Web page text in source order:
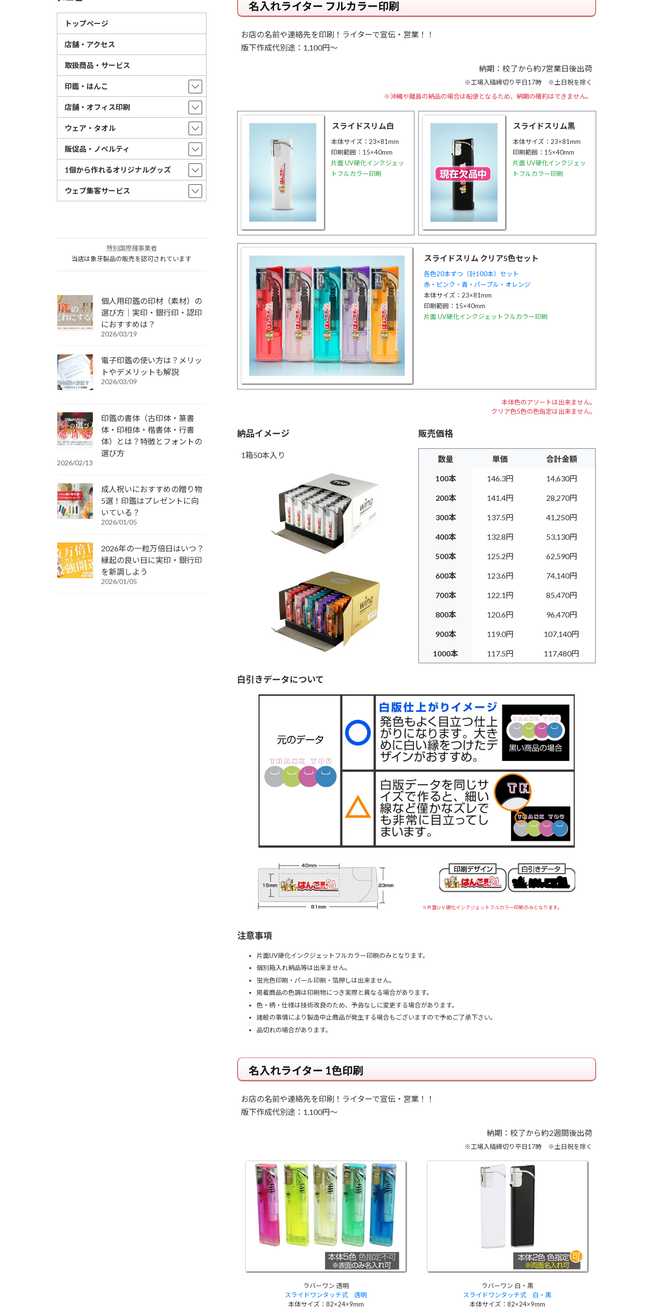
名入れライター フルカラー印刷
お店の名前や連絡先を印刷！ライターで宣伝・営業！！
版下作成代別途：1,100円～
納期：校了から約7営業日後出荷
※工場入稿締切り平日17時 ※土日祝を除く
※沖縄や離島の納品の場合は船便となるため、 納期の確約はできません。
スライドスリム白
本体サイズ：23×81mm
印刷範囲：15×40mm
片面 UV硬化インクジェッ
トフルカラー印刷
スライドスリム黒
本体サイズ：23×81mm
印刷範囲：15×40mm
片面 UV硬化インクジェッ
トフルカラー印刷
スライドスリム クリア5色セット
各色20本ずつ（計100本）セット
赤・ピンク・青・パープル・オレンジ
本体サイズ：23×81mm
印刷範囲：15×40mm
片面 UV硬化インクジェットフルカラー印刷
本体色のアソートは出来ません。
クリア色5色の色指定は出来ません。
納品イメージ
1箱50本入り
販売価格
数量 単価 合計金額
100本 146.3円 14,630円
200本 141.4円 28,270円
300本 137.5円 41,250円
400本 132.8円 53,130円
500本 125.2円 62,590円
600本 123.6円 74,140円
700本 122.1円 85,470円
800本 120.6円 96,470円
900本 119.0円 107,140円
1000本 117.5円 117,480円
白引きデータについて
※片面U V 硬化インクジェットフルカラー印刷のみとなります。
注意事項
片面UV硬化インクジェットフルカラー印刷のみとなります。
個別箱入れ納品等は出来ません。
蛍光色印刷・パール印刷・箔押しは出来ません。
掲載商品の色調は印刷物につき実際と異なる場合があります。
色・柄・仕様は技術改良のため、予告なしに変更する場合があります。
諸般の事情により製造中止商品が発生する場合もございますので予めご了承下さい。
品切れの場合があります。
名入れライター 1色印刷
お店の名前や連絡先を印刷！ライターで宣伝・営業！！
版下作成代別途：1,100円～
納期：校了から約2週間後出荷
※工場入稿締切り平日17時 ※土日祝を除く
ラバーワン 透明
スライドワンタッチ式 透明
本体サイズ：82×24×9mm
ラバーワン 白・黒
スライドワンタッチ式 白・黒
本体サイズ：82×24×9mm
トップページ
店舗・アクセス
取扱商品・サービス
印鑑・はんこ
店舗・オフィス印刷
ウェア・タオル
販促品・ノベルティ
1個から作れるオリジナルグッズ
ウェブ集客サービス
特別国際種事業者
当店は象牙製品の販売を認可されています
個人用印鑑の印材（素材）の
選び方｜実印・銀行印・認印
におすすめは？
2026/03/19
電子印鑑の使い方は？メリッ
トやデメリットも解説
2026/03/09
印鑑の書体（古印体・篆書
体・印相体・楷書体・行書
体）とは？特徴とフォントの
選び方
2026/02/13
成人祝いにおすすめの贈り物
5選！印鑑はプレゼントに向
いている？
2026/01/05
2026年の一粒万倍日はいつ？
縁起の良い日に実印・銀行印
を新調しよう
2026/01/05